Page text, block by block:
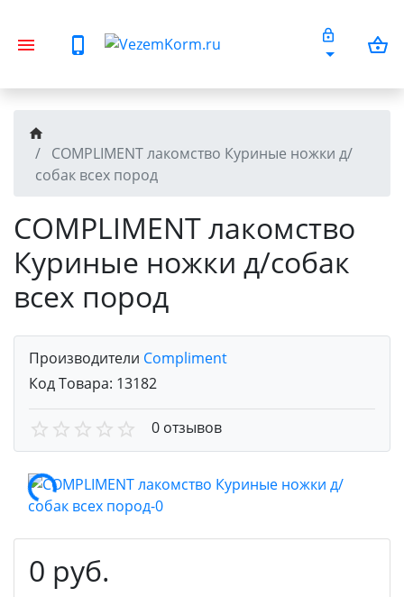
COMPLIMENT лакомство Куриные ножки д/
собак всех пород
COMPLIMENT лакомство
Куриные ножки д/собак
всех пород
Производители Compliment
Код Товара: 13182
0 отзывов
0 руб.